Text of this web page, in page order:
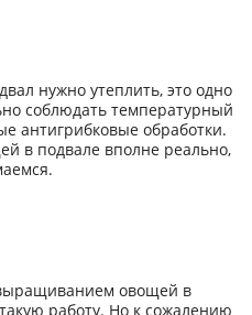
нужно утеплить, это одно
соблюдать температурный
антигрибковые обработки.
в подвале вполне реально,
овощей в
работу. Но к сожалению